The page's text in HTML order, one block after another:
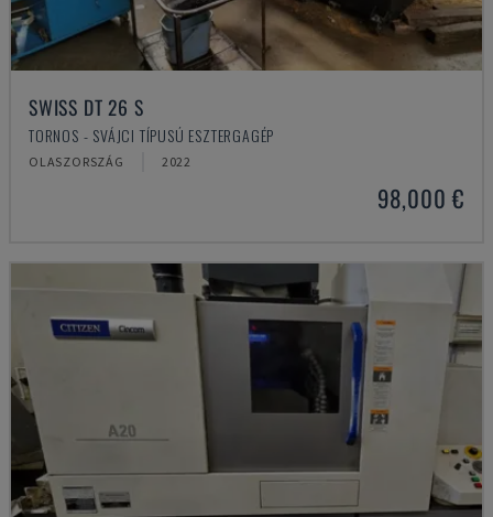
SWISS DT 26 S
TORNOS - SVÁJCI TÍPUSÚ ESZTERGAGÉP
OLASZORSZÁG 2022
98,000 €